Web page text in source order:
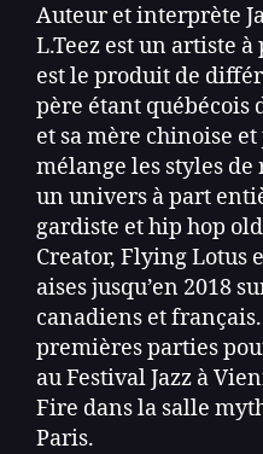
Auteur et interprète
L.Teez est un artiste
est le produit de
père étant québécois
et sa mère chinoise
mélange les styles
un univers à part
gardiste et hip hop
Creator, Flying Lotus
aises jusqu’en 2018
canadiens et
premières parties
au Festival Jazz à
Fire dans la salle
Paris.